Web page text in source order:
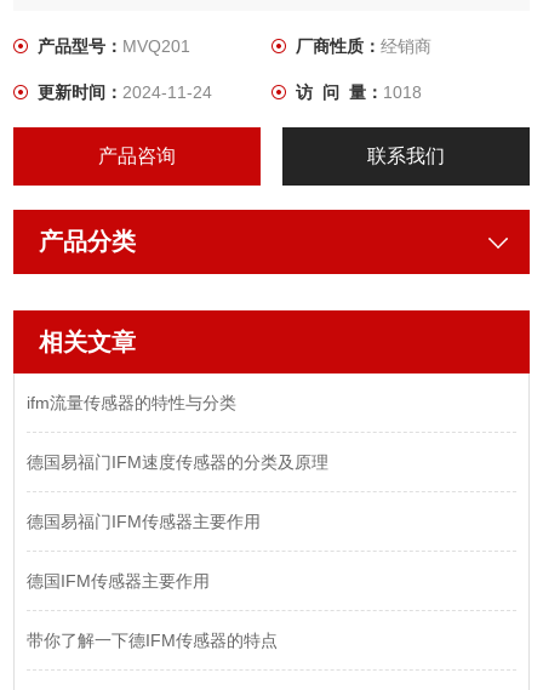
产品型号： MVQ201 厂商性质： 经销商
更新时间：2024-11-24 访 问 量： 1018
产品咨询 联系我们
产品分类
相关文章
ifm流量传感器的特性与分类
德国易福门IFM速度传感器的分类及原理
德国易福门IFM传感器主要作用
德国IFM传感器主要作用
带你了解一下德IFM传感器的特点